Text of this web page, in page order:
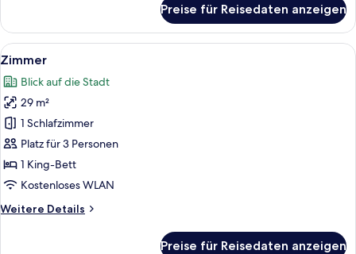
Preise für Reisedaten anzeigen
Alle
Fotos
für
Zimmer
anzeigen
Ein Schlafzimmer mit einem großen
5
Zimmer
Blick auf die Stadt
29 m²
1 Schlafzimmer
Platz für 3 Personen
1 King-Bett
Kostenloses WLAN
Weitere Details
Weitere
Preise für Reisedaten anzeigen